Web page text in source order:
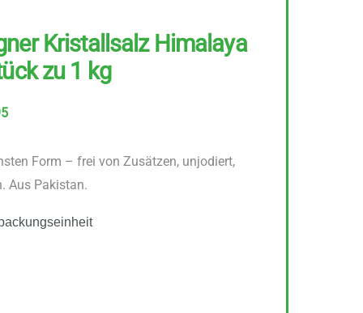
Kristallsalz Himalaya
zu 1 kg
Form – frei von Zusätzen, unjodiert,
Aus Pakistan.